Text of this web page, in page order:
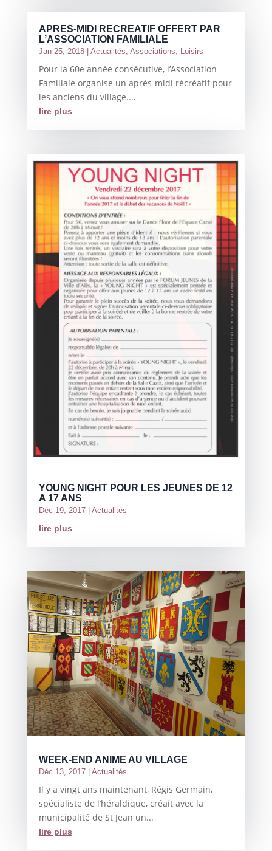
APRES-MIDI RECREATIF OFFERT PAR
L’ASSOCIATION FAMILIALE
Jan 25, 2018| Actualités, Associations, Loisirs
Pour la 60e année consécutive, l’Association
Familiale organise un après-midi récréatif pour
les anciens du village....
lire plus
YOUNG NIGHT POUR LES JEUNES DE 12
A 17 ANS
Déc 19, 2017| Actualités
lire plus
WEEK-END ANIME AU VILLAGE
Déc 13, 2017| Actualités
Il y a vingt ans maintenant, Régis Germain,
spécialiste de l’héraldique, créait avec la
municipalité de St Jean un...
lire plus